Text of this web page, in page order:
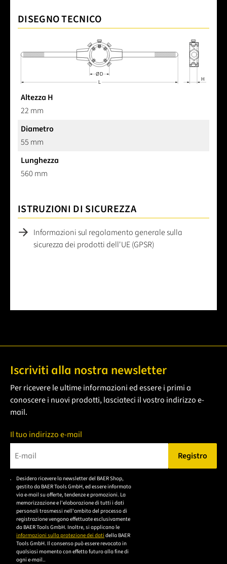
DISEGNO TECNICO
Altezza H
22 mm
Diametro
55 mm
Lunghezza
560 mm
ISTRUZIONI DI SICUREZZA
Informazioni sul regolamento generale sulla
sicurezza dei prodotti dell'UE (GPSR)
Iscriviti alla nostra newsletter
Per ricevere le ultime informazioni ed essere i primi a
conoscere i nuovi prodotti, lasciateci il vostro indirizzo e-
mail.
Il tuo indirizzo e-mail
Bitte geben Sie eine gültige E-Mail-Adresse ein.
Registro
Desidero ricevere la newsletter del BAER Shop,
gestito da BAER Tools GmbH, ed essere informato
via e-mail su offerte, tendenze e promozioni. La
memorizzazione e l'elaborazione di tutti i dati
personali trasmessi nell'ambito del processo di
registrazione vengono effettuate esclusivamente
da BAER Tools GmbH. Inoltre, si applicano le
informazioni sulla protezione dei dati della BAER
Tools GmbH. Il consenso può essere revocato in
qualsiasi momento con effetto futuro alla fine di
ogni e-mail..